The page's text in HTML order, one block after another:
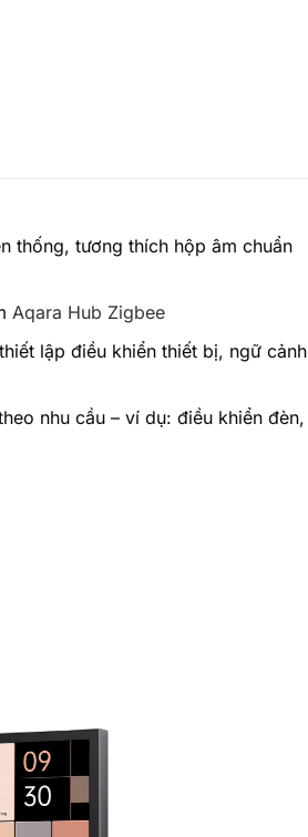
thống, tương thích hộp âm chuẩn
Aqara Hub Zigbee
lập điều khiển thiết bị, ngữ cảnh
nhu cầu – ví dụ: điều khiển đèn,